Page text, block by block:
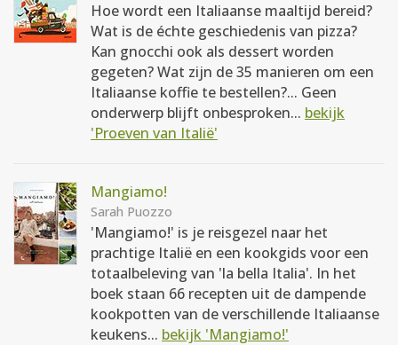
Hoe wordt een Italiaanse maaltijd bereid?
Wat is de échte geschiedenis van pizza?
Kan gnocchi ook als dessert worden
gegeten? Wat zijn de 35 manieren om een
Italiaanse koffie te bestellen?... Geen
onderwerp blijft onbesproken... bekijk
'Proeven van Italië'
Mangiamo!
Sarah Puozzo
'Mangiamo!' is je reisgezel naar het
prachtige Italië en een kookgids voor een
totaalbeleving van 'la bella Italia'. In het
boek staan 66 recepten uit de dampende
kookpotten van de verschillende Italiaanse
keukens... bekijk 'Mangiamo!'